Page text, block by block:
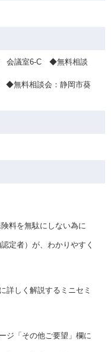
会議室6-C ◆無料相談
◆無料相談会：静岡市葵
料を無駄にしない為に
定者）が、わかりやすく
詳しく解説するミニセミ
ジ「その他ご要望」欄に